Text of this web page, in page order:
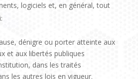
logiciels et, en général, tout
dénigre ou porter atteinte aux
et aux libertés publiques
dans les traités
les autres lois en vigueur.